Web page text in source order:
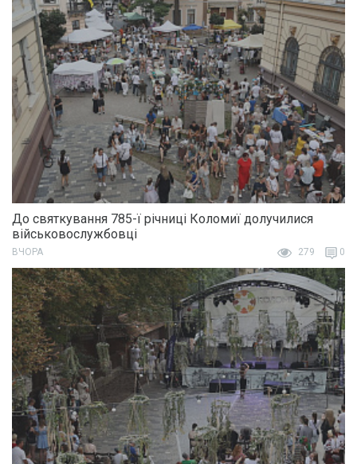
До святкування 785-ї річниці Коломиї долучилися
військовослужбовці
ВЧОРА 279 0